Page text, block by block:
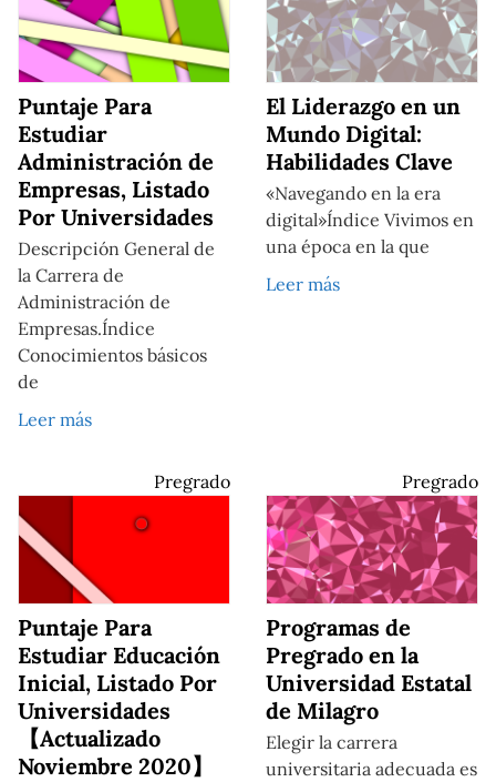
Puntaje Para
Estudiar
Administración de
Empresas, Listado
Por Universidades
Descripción General de
la Carrera de
Administración de
Empresas.Índice
Conocimientos básicos
de
Leer más
El Liderazgo en un
Mundo Digital:
Habilidades Clave
«Navegando en la era
digital»Índice Vivimos en
una época en la que
Leer más
Pregrado
Puntaje Para
Estudiar Educación
Inicial, Listado Por
Universidades
【Actualizado
Noviembre 2020】
Pregrado
Programas de
Pregrado en la
Universidad Estatal
de Milagro
Elegir la carrera
universitaria adecuada es